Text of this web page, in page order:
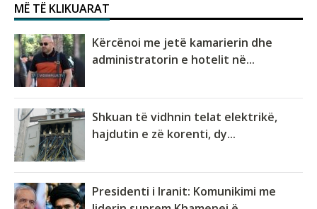
MË TË KLIKUARAT
Kërcënoi me jetë kamarierin dhe
administratorin e hotelit në...
Shkuan të vidhnin telat elektrikë,
hajdutin e zë korenti, dy...
Presidenti i Iranit: Komunikimi me